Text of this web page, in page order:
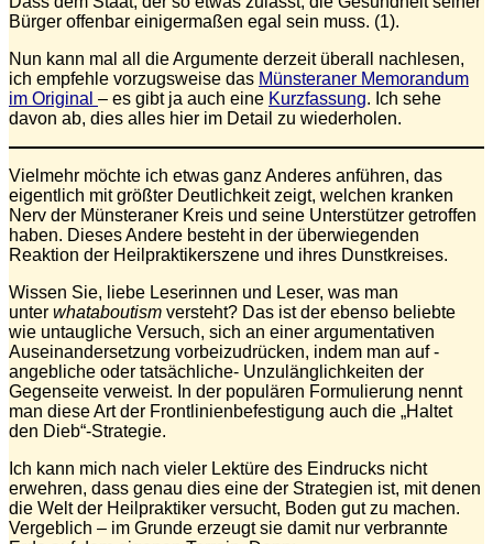
Bürger offenbar einigermaßen egal sein muss. (1).
Nun kann mal all die Argumente derzeit überall nachlesen,
ich empfehle vorzugsweise das Münsteraner Memorandum
im Original – es gibt ja auch eine Kurzfassung. Ich sehe
davon ab, dies alles hier im Detail zu wiederholen.
Vielmehr möchte ich etwas ganz Anderes anführen, das
eigentlich mit größter Deutlichkeit zeigt, welchen kranken
Nerv der Münsteraner Kreis und seine Unterstützer getroffen
haben. Dieses Andere besteht in der überwiegenden
Reaktion der Heilpraktikerszene und ihres Dunstkreises.
Wissen Sie, liebe Leserinnen und Leser, was man
unter whataboutism versteht? Das ist der ebenso beliebte
wie untaugliche Versuch, sich an einer argumentativen
Auseinandersetzung vorbeizudrücken, indem man auf -
angebliche oder tatsächliche- Unzulänglichkeiten der
Gegenseite verweist. In der populären Formulierung nennt
man diese Art der Frontlinienbefestigung auch die „Haltet
den Dieb“-Strategie.
Ich kann mich nach vieler Lektüre des Eindrucks nicht
erwehren, dass genau dies eine der Strategien ist, mit denen
die Welt der Heilpraktiker versucht, Boden gut zu machen.
Vergeblich – im Grunde erzeugt sie damit nur verbrannte